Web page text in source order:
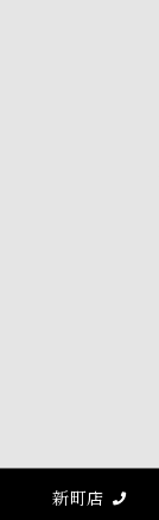
新町店